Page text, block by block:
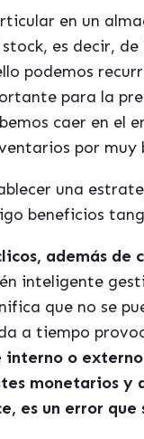
en un
es decir, de
podemos
para la
caer en el
por
una
beneficios
además
inteligente
que no se
a tiempo
interno o
monetarios
es un error